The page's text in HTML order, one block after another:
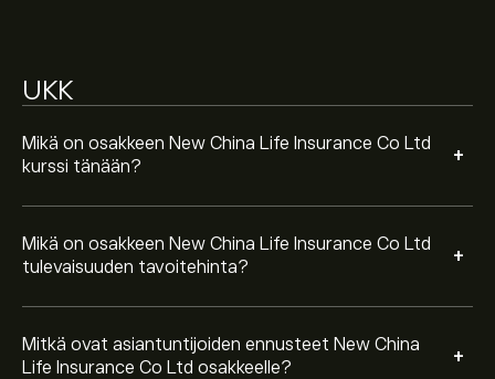
UKK
Mikä on osakkeen New China Life Insurance Co Ltd
kurssi tänään?
+
Mikä on osakkeen New China Life Insurance Co Ltd
tulevaisuuden tavoitehinta?
+
Mitkä ovat asiantuntijoiden ennusteet New China
Life Insurance Co Ltd osakkeelle?
+